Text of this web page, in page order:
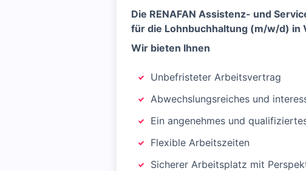
Die RENAFAN Assistenz- und
für die Lohnbuchhaltung (m/w/d) in
Wir bieten Ihnen
Unbefristeter Arbeitsvertrag
Abwechslungsreiches und
Ein angenehmes und
Flexible Arbeitszeiten
Sicherer Arbeitsplatz mit